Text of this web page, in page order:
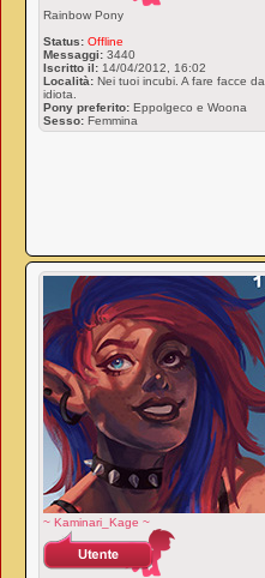
Rainbow Pony
Status: Offline
Messaggi: 3440
Iscritto il: 14/04/2012, 16:02
Località: Nei tuoi incubi. A fare facce da
idiota.
Pony preferito: Eppolgeco e Woona
Sesso: Femmina
~ Kaminari_Kage ~